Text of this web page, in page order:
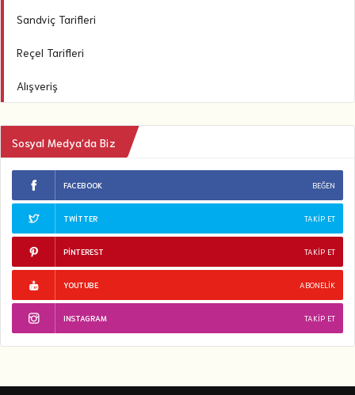
Sandviç Tarifleri
Reçel Tarifleri
Alışveriş
Sosyal Medya’da Biz
FACEBOOK BEĞEN
TWITTER TAKIP ET
PINTEREST TAKIP ET
YOUTUBE ABONELIK
INSTAGRAM TAKIP ET